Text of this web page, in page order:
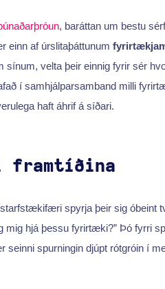
, baráttan um bestu
einn af úrslitaþáttunum
sínum, velta þeir einnig fyrir sér
í samhjálparsamband milli
haft áhrif á síðari.
framtíðina
spyrja þeir sig óbeint
mig hjá þessu fyrirtæki?” Þó fyrri
seinni spurningin djúpt rótgróin í